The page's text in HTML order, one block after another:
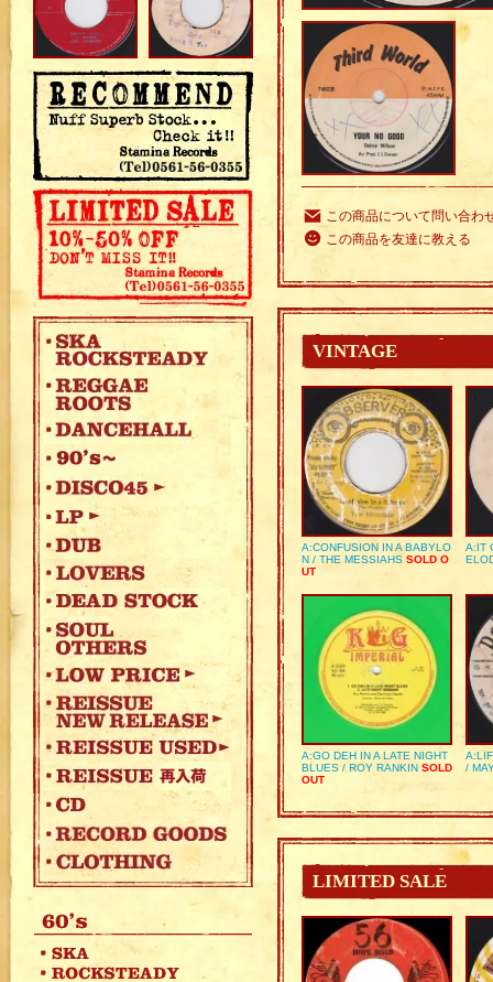
この商品について問い合わ
この商品を友達に教える
VINTAGE
A:CONFUSION IN A BABYLO
N / THE MESSIAHS SOLD O
UT
A:IT
A:GO DEH IN A LATE NIGHT
BLUES / ROY RANKIN SOLD
OUT
/
LIMITED SALE